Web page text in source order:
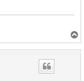
a